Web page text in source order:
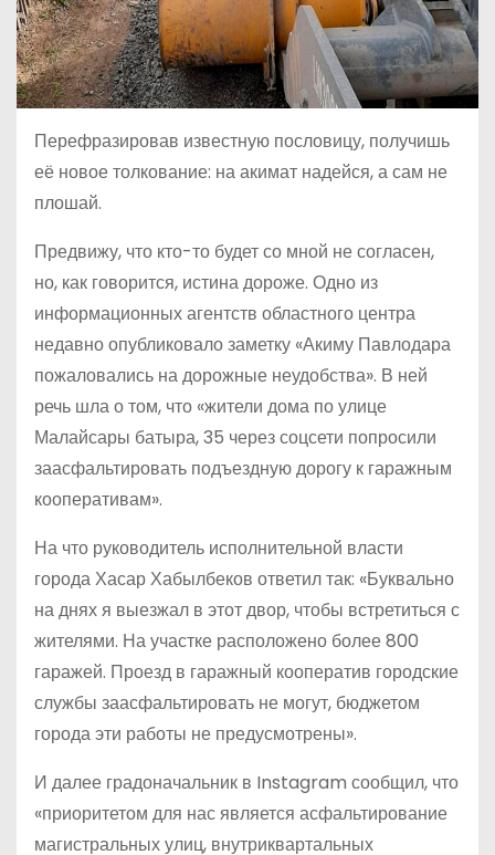
Перефразировав известную пословицу, получишь
её новое толкование: на акимат надейся, а сам не
плошай.
Предвижу, что кто-то будет со мной не согласен,
но, как говорится, истина дороже. Одно из
информационных агентств областного центра
недавно опубликовало заметку «Акиму Павлодара
пожаловались на дорожные неудобства». В ней
речь шла о том, что «жители дома по улице
Малайсары батыра, 35 через соцсети попросили
заасфальтировать подъездную дорогу к гаражным
кооперативам».
На что руководитель исполнительной власти
города Хасар Хабылбеков ответил так: «Буквально
на днях я выезжал в этот двор, чтобы встретиться с
жителями. На участке расположено более 800
гаражей. Проезд в гаражный кооператив городские
службы заасфальтировать не могут, бюджетом
города эти работы не предусмотрены».
И далее градоначальник в Instagram сообщил, что
«приоритетом для нас является асфальтирование
магистральных улиц, внутриквартальных